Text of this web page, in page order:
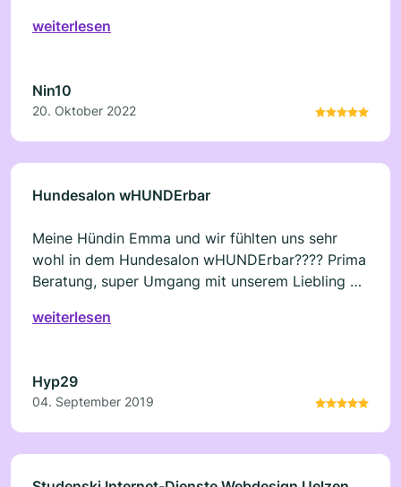
Vielen Dank!
weiterlesen
Nin10
20. Oktober 2022
Hundesalon wHUNDErbar
Meine Hündin Emma und wir fühlten uns sehr
wohl in dem Hundesalon wHUNDErbar???? Prima
Beratung, super Umgang mit unserem Liebling u.
weiterlesen
Hyp29
04. September 2019